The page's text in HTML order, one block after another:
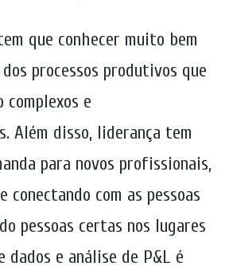
que conhecer muito bem
processos produtivos que
complexos e
Além disso, liderança tem
para novos profissionais,
conectando com as pessoas
pessoas certas nos lugares
dados e análise de P&L é